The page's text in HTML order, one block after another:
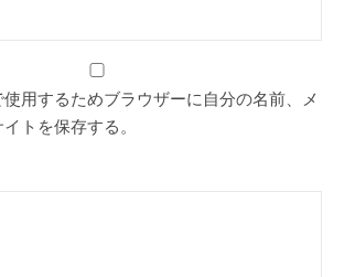
用するためブラウザーに自分の名前、メ
トを保存する。